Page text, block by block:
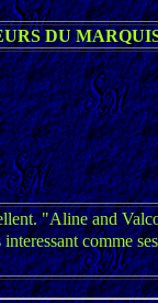
DU
"Aline and
comme